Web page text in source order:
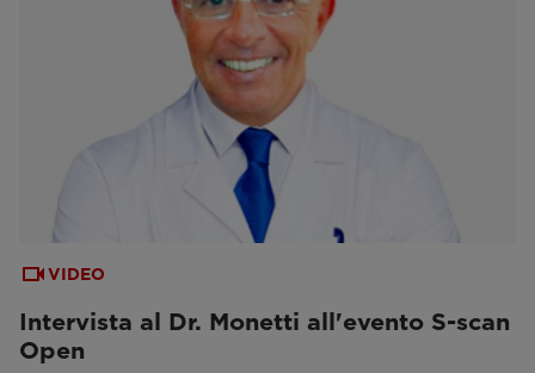
VIDEO
Intervista al Dr. Monetti all'evento S-scan
Open